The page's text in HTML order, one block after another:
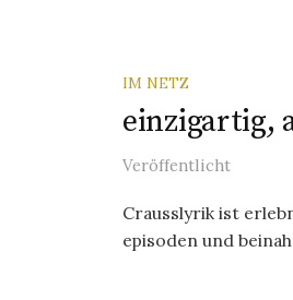
IM NETZ
einzigartig,
Veröffentlicht
Crausslyrik ist
episoden und